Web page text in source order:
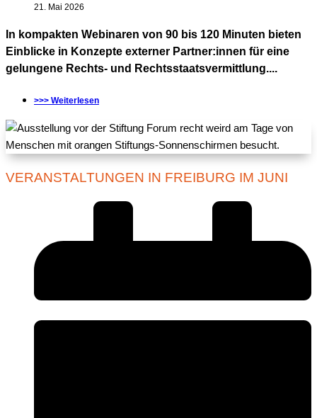
21. Mai 2026
In kompakten Webinaren von 90 bis 120 Minuten bieten
Einblicke in Konzepte externer Partner:innen für eine
gelungene Rechts- und Rechtsstaatsvermittlung....
>>> Weiterlesen
VERANSTALTUNGEN IN FREIBURG IM JUNI